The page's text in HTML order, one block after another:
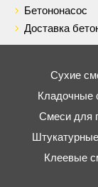
Бетононасос
Доставка
Сухие
Кладочные
Смеси для
Клеевые